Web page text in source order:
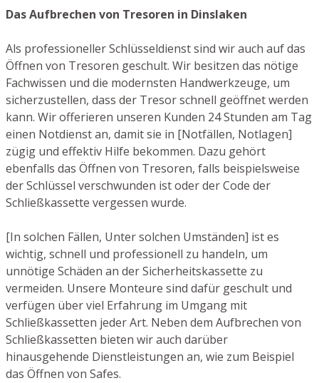
Das Aufbrechen von Tresoren in Dinslaken
Als professioneller Schlüsseldienst sind wir auch auf das
Öffnen von Tresoren geschult. Wir besitzen das nötige
Fachwissen und die modernsten Handwerkzeuge, um
sicherzustellen, dass der Tresor schnell geöffnet werden
kann. Wir offerieren unseren Kunden 24 Stunden am Tag
einen Notdienst an, damit sie in [Notfällen, Notlagen]
zügig und effektiv Hilfe bekommen. Dazu gehört
ebenfalls das Öffnen von Tresoren, falls beispielsweise
der Schlüssel verschwunden ist oder der Code der
Schließkassette vergessen wurde.
[In solchen Fällen, Unter solchen Umständen] ist es
wichtig, schnell und professionell zu handeln, um
unnötige Schäden an der Sicherheitskassette zu
vermeiden. Unsere Monteure sind dafür geschult und
verfügen über viel Erfahrung im Umgang mit
Schließkassetten jeder Art. Neben dem Aufbrechen von
Schließkassetten bieten wir auch darüber
hinausgehende Dienstleistungen an, wie zum Beispiel
das Öffnen von Safes.